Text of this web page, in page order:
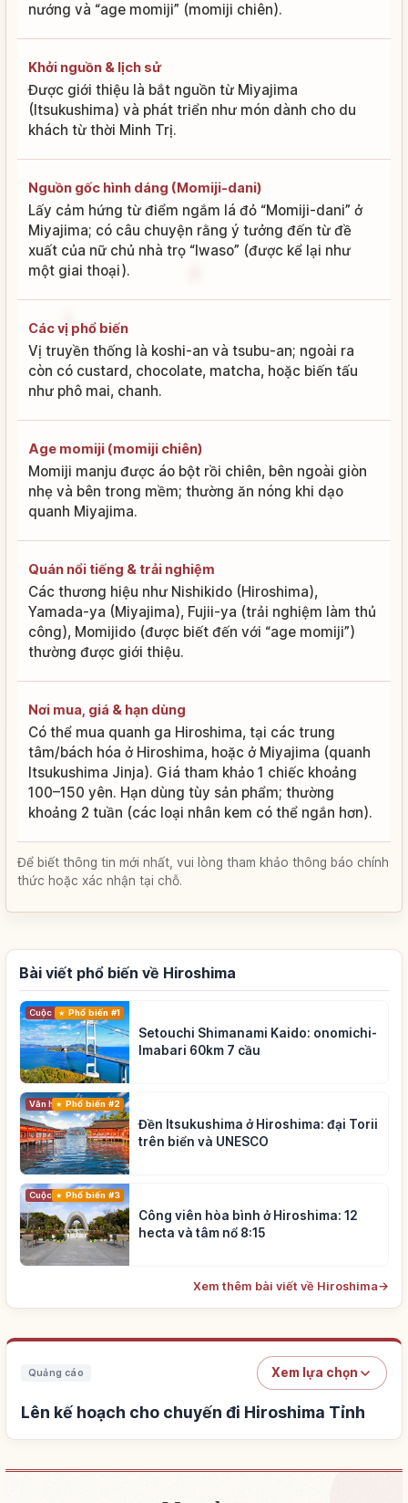
nướng và “age momiji” (momiji chiên).
Khởi nguồn & lịch sử
Được giới thiệu là bắt nguồn từ Miyajima
(Itsukushima) và phát triển như món dành cho du
khách từ thời Minh Trị.
Nguồn gốc hình dáng (Momiji-dani)
Lấy cảm hứng từ điểm ngắm lá đỏ “Momiji-dani” ở
Miyajima; có câu chuyện rằng ý tưởng đến từ đề
xuất của nữ chủ nhà trọ “Iwaso” (được kể lại như
một giai thoại).
Các vị phổ biến
Vị truyền thống là koshi-an và tsubu-an; ngoài ra
còn có custard, chocolate, matcha, hoặc biến tấu
như phô mai, chanh.
Age momiji (momiji chiên)
Momiji manju được áo bột rồi chiên, bên ngoài giòn
nhẹ và bên trong mềm; thường ăn nóng khi dạo
quanh Miyajima.
Quán nổi tiếng & trải nghiệm
Các thương hiệu như Nishikido (Hiroshima),
Yamada-ya (Miyajima), Fujii-ya (trải nghiệm làm thủ
công), Momijido (được biết đến với “age momiji”)
thường được giới thiệu.
Nơi mua, giá & hạn dùng
Có thể mua quanh ga Hiroshima, tại các trung
tâm/bách hóa ở Hiroshima, hoặc ở Miyajima (quanh
Itsukushima Jinja). Giá tham khảo 1 chiếc khoảng
100–150 yên. Hạn dùng tùy sản phẩm; thường
khoảng 2 tuần (các loại nhân kem có thể ngắn hơn).
Để biết thông tin mới nhất, vui lòng tham khảo thông báo chính
thức hoặc xác nhận tại chỗ.
Bài viết phổ biến về Hiroshima
Cuộc sốngPhổ biến #1
Setouchi Shimanami Kaido: onomichi-
Imabari 60km 7 cầu
Văn hóa truyền thống
Phổ biến #2
Đền Itsukushima ở Hiroshima: đại Torii
trên biển và UNESCO
Cuộc sốngPhổ biến #3
Công viên hòa bình ở Hiroshima: 12
hecta và tâm nổ 8:15
Xem thêm bài viết về Hiroshima→
Quảng cáo Xem lựa chọn
Lên kế hoạch cho chuyến đi Hiroshima Tỉnh